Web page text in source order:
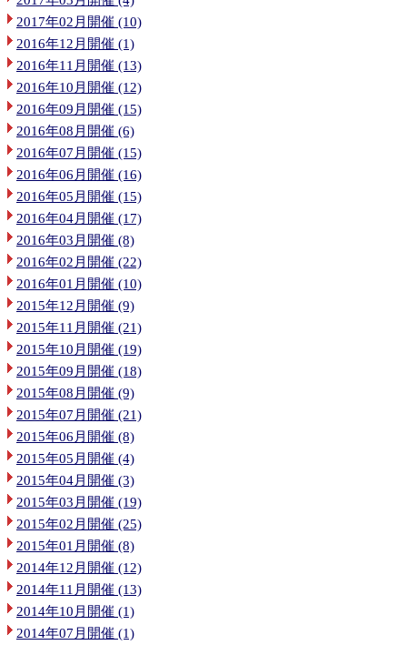
2017年02月開催 (10)
2016年12月開催 (1)
2016年11月開催 (13)
2016年10月開催 (12)
2016年09月開催 (15)
2016年08月開催 (6)
2016年07月開催 (15)
2016年06月開催 (16)
2016年05月開催 (15)
2016年04月開催 (17)
2016年03月開催 (8)
2016年02月開催 (22)
2016年01月開催 (10)
2015年12月開催 (9)
2015年11月開催 (21)
2015年10月開催 (19)
2015年09月開催 (18)
2015年08月開催 (9)
2015年07月開催 (21)
2015年06月開催 (8)
2015年05月開催 (4)
2015年04月開催 (3)
2015年03月開催 (19)
2015年02月開催 (25)
2015年01月開催 (8)
2014年12月開催 (12)
2014年11月開催 (13)
2014年10月開催 (1)
2014年07月開催 (1)